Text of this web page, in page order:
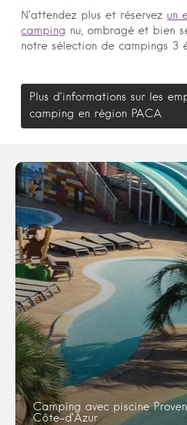
N’attendez plus et réservez un
camping nu, ombragé et bien
notre sélection de campings 3
Plus d’informations sur les
camping en région PACA
Camping avec piscine
Côte-d’Azur